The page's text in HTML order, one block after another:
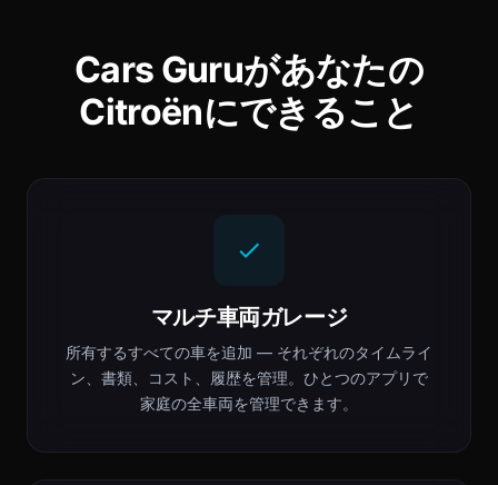
Cars Guruがあなたの
Citroënにできること
マルチ車両ガレージ
所有するすべての車を追加 — それぞれのタイムライ
ン、書類、コスト、履歴を管理。ひとつのアプリで
家庭の全車両を管理できます。